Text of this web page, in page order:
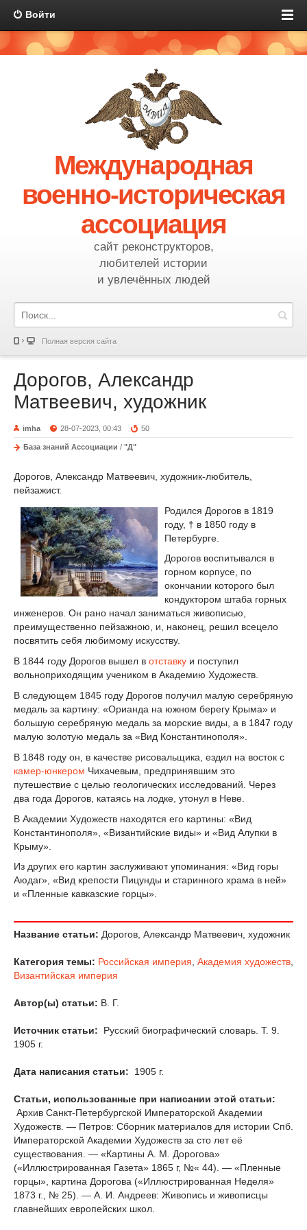
Войти
Международная
военно-историческая
ассоциация
сайт реконструкторов,
любителей истории
и увлечённых людей
Полная версия сайта
Дорогов, Александр
Матвеевич, художник
imha 28-07-2023, 00:43 50
База знаний Ассоциации / "Д"
Дорогов, Александр Матвеевич, художник-любитель,
пейзажист.
Родился Дорогов в 1819
году, † в 1850 году в
Петербурге.
Дорогов воспитывался в
горном корпусе, по
окончании которого был
кондуктором штаба горных
инженеров. Он рано начал заниматься живописью,
преимущественно пейзажною, и, наконец, решил всецело
посвятить себя любимому искусству.
В 1844 году Дорогов вышел в отставку и поступил
вольноприходящим учеником в Академию Художеств.
В следующем 1845 году Дорогов получил малую серебряную
медаль за картину: «Орианда на южном берегу Крыма» и
большую серебряную медаль за морские виды, а в 1847 году
малую золотую медаль за «Вид Константинополя».
В 1848 году он, в качестве рисовальщика, ездил на восток с
камер-юнкером Чихачевым, предпринявшим это
путешествие с целью геологических исследований. Через
два года Дорогов, катаясь на лодке, утонул в Неве.
В Академии Художеств находятся его картины: «Вид
Константинополя», «Византийские виды» и «Вид Алупки в
Крыму».
Из других его картин заслуживают упоминания: «Вид горы
Аюдаг», «Вид крепости Пицунды и старинного храма в ней»
и «Пленные кавказские горцы».
Название статьи: Дорогов, Александр Матвеевич, художник
Категория темы: Российская империя Академия художеств
Византийская империя
Автор(ы) статьи: В. Г.
Источник статьи:
Русский биографический словарь. Т. 9.
1905 г.
Дата написания статьи: 1905 г.
Статьи, использованные при написании этой статьи:
Архив Санкт-Петербургской Императорской Академии
Художеств. — Петров: Сборник материалов для истории Спб.
Императорской Академии Художеств за сто лет её
существования. — «Картины А. М. Дорогова»
(«Иллюстрированная Газета» 1865 г, №« 44). — «Пленные
горцы», картина Дорогова («Иллюстрированная Неделя»
1873 г., № 25). — А. И. Андреев: Живопись и живописцы
главнейших европейских школ.